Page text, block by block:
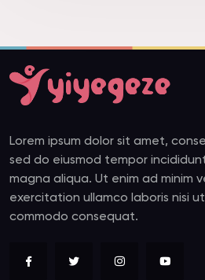
Lorem ipsum dolor sit amet,
sed do eiusmod tempor
magna aliqua. Ut enim ad minim
exercitation ullamco laboris nisi
commodo consequat.